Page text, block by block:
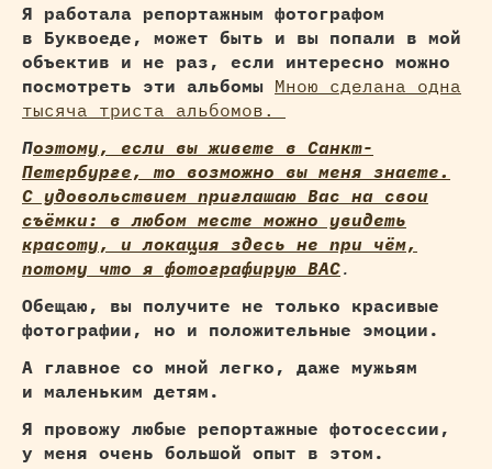
Я работала репортажным фотографом
в Буквоеде, может быть и вы попали в мой
объектив и не раз, если интересно можно
посмотреть эти альбомы Мною сделана одна
тысяча триста альбомов.
Поэтому, если вы живете в Санкт-
Петербурге, то возможно вы меня знаете.
С удовольствием приглашаю Вас на свои
съёмки: в любом месте можно увидеть
красоту, и локация здесь не при чём,
потому что я фотографирую ВАС.
Обещаю, вы получите не только красивые
фотографии, но и положительные эмоции.
А главное со мной легко, даже мужьям
и маленьким детям.
Я провожу любые репортажные фотосессии,
у меня очень большой опыт в этом.